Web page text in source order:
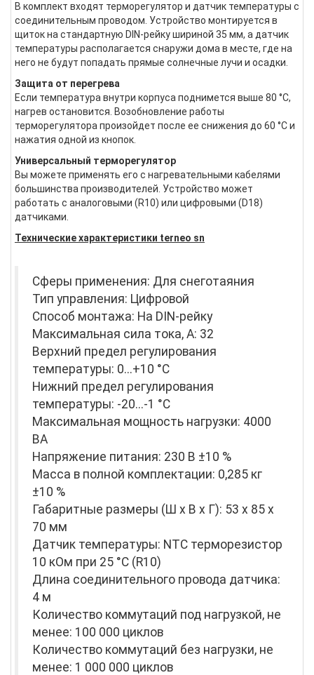
В комплект входят терморегулятор и датчик температуры с
соединительным проводом. Устройство монтируется в
щиток на стандартную DIN-рейку шириной 35 мм, а датчик
температуры располагается снаружи дома в месте, где на
него не будут попадать прямые солнечные лучи и осадки.
Защита от перегрева
Если температура внутри корпуса поднимется выше 80 °С,
нагрев остановится. Возобновление работы
терморегулятора произойдет после ее снижения до 60 °С и
нажатия одной из кнопок.
Универсальный терморегулятор
Вы можете применять его с нагревательными кабелями
большинства производителей. Устройство может
работать с аналоговыми (R10) или цифровыми (D18)
датчиками.
Технические характеристики terneo sn
Сферы применения: Для снеготаяния
Тип управления: Цифровой
Способ монтажа: На DIN-рейку
Максимальная сила тока, A: 32
Верхний предел регулирования
температуры: 0...+10 °С
Нижний предел регулирования
температуры: -20...-1 °С
Максимальная мощность нагрузки: 4000
ВА
Напряжение питания: 230 В ±10 %
Масса в полной комплектации: 0,285 кг
±10 %
Габаритные размеры (Ш х В х Г): 53 х 85 х
70 мм
Датчик температуры: NTC терморезистор
10 кОм при 25 °С (R10)
Длина соединительного провода датчика:
4 м
Количество коммутаций под нагрузкой, не
менее: 100 000 циклов
Количество коммутаций без нагрузки, не
менее: 1 000 000 циклов